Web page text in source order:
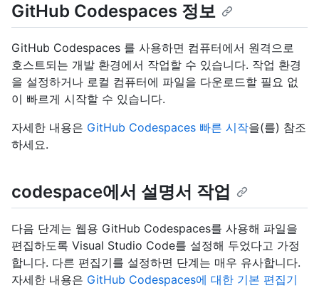
GitHub Codespaces 정보
GitHub Codespaces 를 사용하면 컴퓨터에서 원격으로
호스트되는 개발 환경에서 작업할 수 있습니다. 작업 환경
을 설정하거나 로컬 컴퓨터에 파일을 다운로드할 필요 없
이 빠르게 시작할 수 있습니다.
자세한 내용은 GitHub Codespaces 빠른 시작을(를) 참조
하세요.
codespace에서 설명서 작업
다음 단계는 웹용 GitHub Codespaces를 사용해 파일을
편집하도록 Visual Studio Code를 설정해 두었다고 가정
합니다. 다른 편집기를 설정하면 단계는 매우 유사합니다.
자세한 내용은 GitHub Codespaces에 대한 기본 편집기